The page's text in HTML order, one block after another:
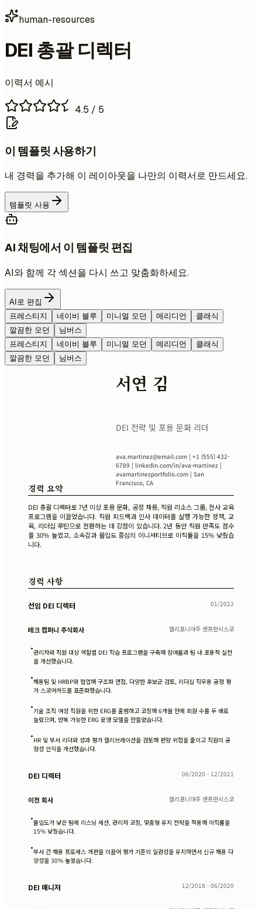
human-resources
DEI 총괄 디렉터
이력서 예시
4.5 / 5
이 템플릿 사용하기
내 경력을 추가해 이 레이아웃을 나만의 이력서로 만드세요.
템플릿 사용
AI 채팅에서 이 템플릿 편집
AI와 함께 각 섹션을 다시 쓰고 맞춤화하세요.
AI로 편집
프레스티지
네이비 블루 미니멀 모던 메리디언
클래식
깔끔한 모던
님버스
프레스티지
네이비 블루 미니멀 모던 메리디언
클래식
깔끔한 모던
님버스
서연 김
DEI 전략 및 포용 문화 리더
ava.martinez@email.com | +1 (555) 432-
6789 | linkedin.com/in/ava-martinez |
avamartinezportfolio.com | San
Francisco, CA
경력 요약
DEI 총괄 디렉터로 7년 이상 포용 문화, 공정 채용, 직원 리소스 그룹, 전사 교육
프로그램을 이끌었습니다. 직원 피드백과 인사 데이터를 실행 가능한 정책, 교
육, 리더십 루틴으로 전환하는 데 강점이 있습니다. 2년 동안 직원 만족도 점수
를 30% 높였고, 소속감과 몰입도 중심의 이니셔티브로 이직률을 15% 낮췄습
니다.
경력 사항
선임 DEI 디렉터 01/2022
테크 컴퍼니 주식회사 캘리포니아주 샌프란시스코
•관리자와 직원 대상 역할별 DEI 학습 프로그램을 구축해 참여율과 팀 내 포용적 실천
을 개선했습니다.
•채용팀 및 HRBP와 협업해 구조화 면접, 다양한 후보군 검토, 리더십 직무용 공정 평
가 스코어카드를 표준화했습니다.
•기술 조직 여성 직원을 위한 ERG를 출범하고 코칭해 6개월 만에 회원 수를 두 배로
늘렸으며, 반복 가능한 ERG 운영 모델을 만들었습니다.
•HR 및 부서 리더와 성과 평가 캘리브레이션을 검토해 편향 위험을 줄이고 직원의 공
정성 인식을 개선했습니다.
DEI 디렉터 06/2020 - 12/2021
이전 회사 캘리포니아주 샌프란시스코
•몰입도가 낮은 팀에 리스닝 세션, 관리자 코칭, 맞춤형 유지 전략을 적용해 이직률을
15% 낮췄습니다.
•부서 간 채용 프로세스 개편을 이끌어 평가 기준의 일관성을 유지하면서 신규 채용 다
양성을 30% 높였습니다.
DEI 매니저 12/2018 - 06/2020